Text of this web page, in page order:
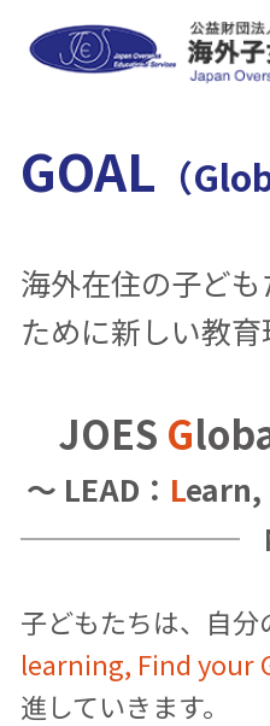
GOAL （
海外在住の子ど
ために新しい教育
JOES G
～ LEAD： Learn,
子どもたちは、自
learning, Find your
進していきます。